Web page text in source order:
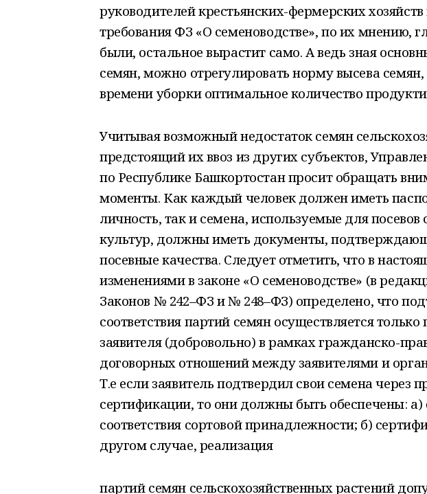
руководителей крестьянских-фермерских
требования ФЗ «О семеноводстве», по их мнению,
были, остальное вырастит само. А ведь зная
семян, можно отрегулировать норму высева
времени уборки оптимальное количество
Учитывая возможный недостаток семян
предстоящий их ввоз из других субъектов,
по Республике Башкортостан просит обращать
моменты. Как каждый человек должен иметь
личность, так и семена, используемые для посевов
культур, должны иметь документы,
посевные качества. Следует отметить, что в
изменениями в законе «О семеноводстве» (в
Законов № 242–ФЗ и № 248–ФЗ) определено, что
соответствия партий семян осуществляется
заявителя (добровольно) в рамках гражданско-
договорных отношений между заявителями и
Т.е если заявитель подтвердил свои семена через
сертификации, то они должны быть обеспечены:
соответствия сортовой принадлежности; б)
другом случае, реализация
партий семян сельскохозяйственных растений